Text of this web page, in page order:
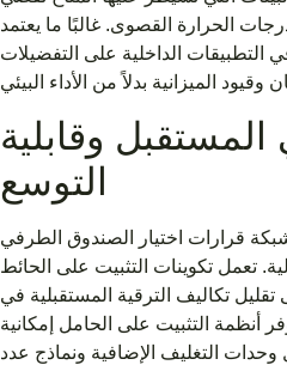
الحرارة القصوى. غالبًا ما يعتمد
التطبيقات الداخلية على التفضيلات
المستقبل وقابلية
التوسع
قرارات اختيار الصندوق الطرفي
تعمل تكوينات التثبيت على الحائط
تكاليف الترقية المستقبلية في
أنظمة التثبيت على الحامل إمكانية
التغليف الإضافية ونماذج عدد